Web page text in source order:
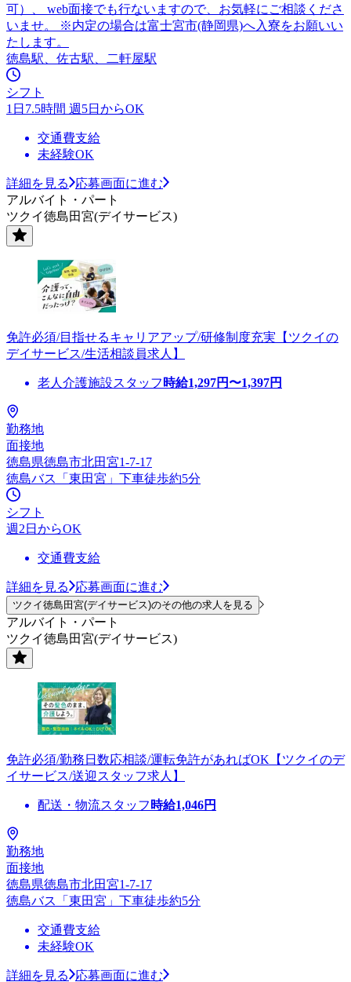
可）、 web面接でも行ないますので、お気軽にご相談くださ
いませ。 ※内定の場合は富士宮市(静岡県)へ入寮をお願いい
たします。
徳島駅、佐古駅、二軒屋駅
シフト
1日7.5時間 週5日からOK
交通費支給
未経験OK
詳細を見る
応募画面に進む
アルバイト・パート
ツクイ徳島田宮(デイサービス)
免許必須/目指せるキャリアアップ/研修制度充実【ツクイの
デイサービス/生活相談員求人】
老人介護施設スタッフ 時給1,297円〜1,397円
勤務地
面接地
徳島県徳島市北田宮1-7-17
徳島バス「東田宮」下車徒歩約5分
シフト
週2日からOK
交通費支給
詳細を見る 応募画面に進む
ツクイ徳島田宮(デイサービス)のその他の求人を見る
アルバイト・パート
ツクイ徳島田宮(デイサービス)
免許必須/勤務日数応相談/運転免許があればOK【ツクイのデ
イサービス/送迎スタッフ求人】
配送・物流スタッフ 時給1,046円
勤務地
面接地
徳島県徳島市北田宮1-7-17
徳島バス「東田宮」下車徒歩約5分
交通費支給
未経験OK
詳細を見る 応募画面に進む